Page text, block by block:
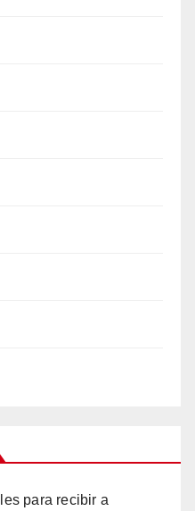
para recibir a